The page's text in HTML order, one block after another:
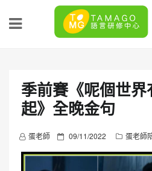
季前賽《呢個世界
起》全晚金句
蛋老師
P
o
09/11/2022 蛋老師